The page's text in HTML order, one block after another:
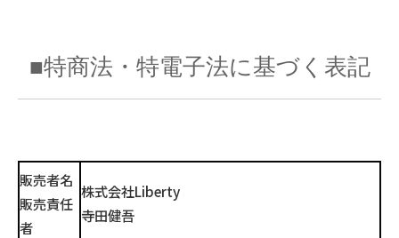
■特商法・特電子法に基づく表記
販売者名
販売責任
者
株式会社Liberty
寺田健吾